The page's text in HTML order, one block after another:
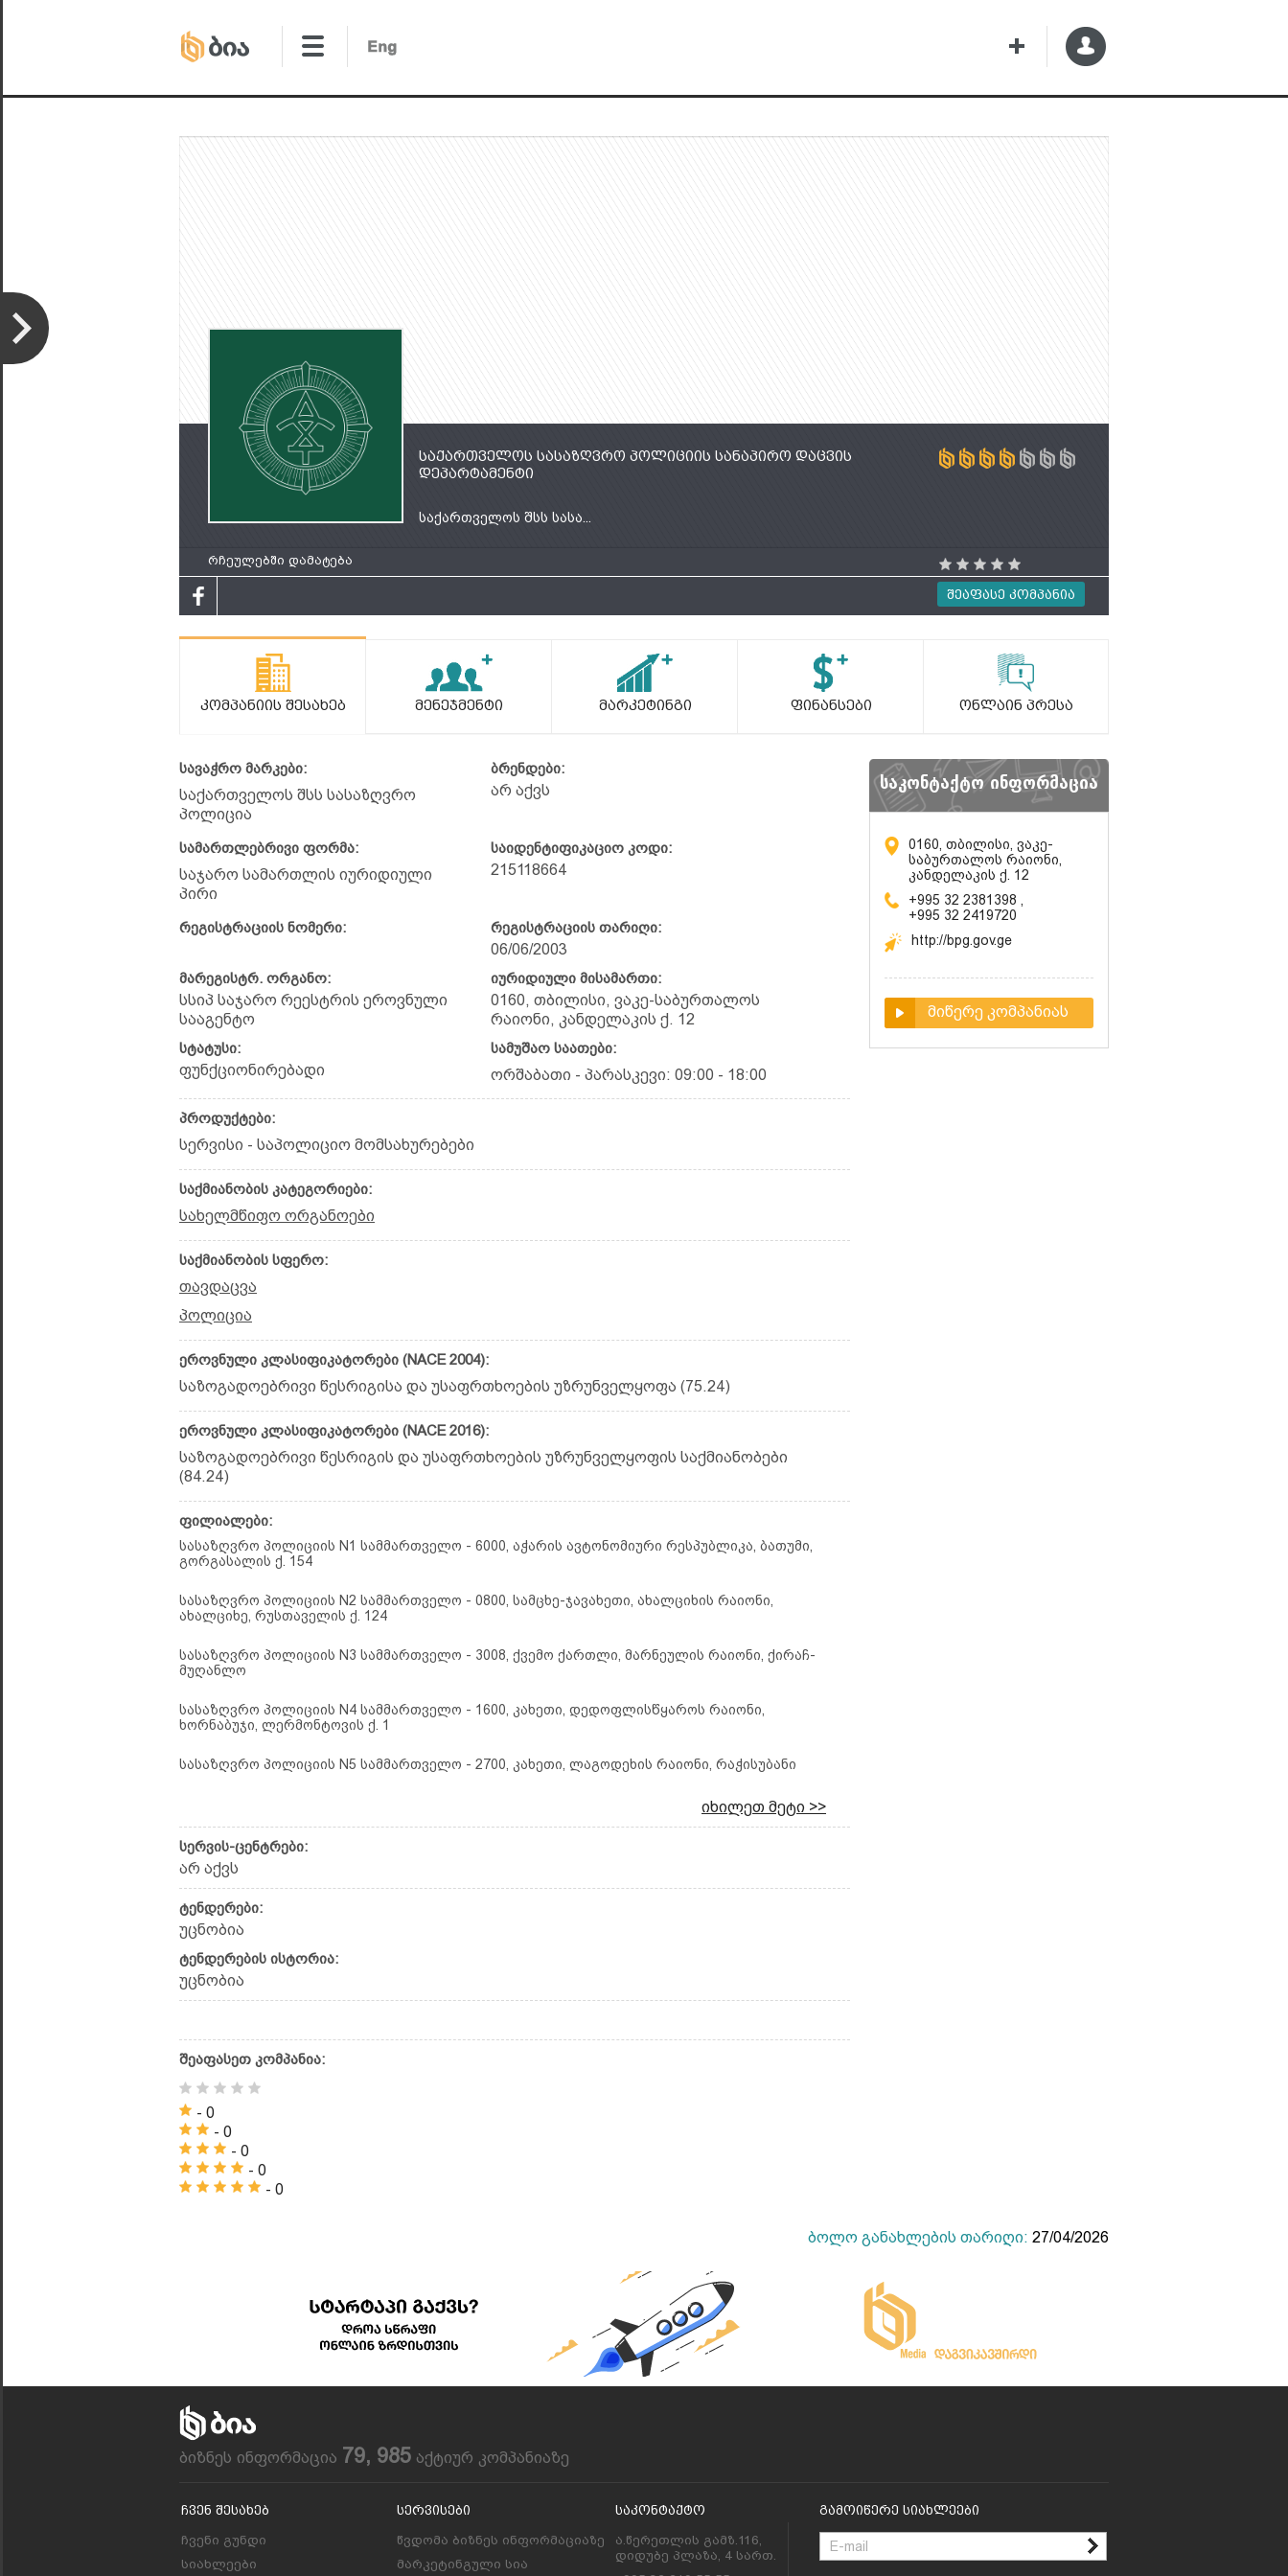
საქართველოს სასაზღვრო პოლიციის სანაპირო დაცვის
დეპარტამენტი
საქართველოს შსს სასა...
Შეაფასე Კომპანია
რჩეულებში დამატება
Კომპანიის Შესახებ Მენეჯმენტი Მარკეტინგი Ფინანსები Ონლაინ Პრესა
სავაჭრო მარკები:
საქართველოს შსს სასაზღვრო
პოლიცია
ბრენდები:
არ აქვს
სამართლებრივი ფორმა:
საჯარო სამართლის იურიდიული
პირი
საიდენტიფიკაციო კოდი:
215118664
რეგისტრაციის ნომერი: რეგისტრაციის თარიღი:
06/06/2003
მარეგისტრ. ორგანო:
სსიპ საჯარო რეესტრის ეროვნული
სააგენტო
იურიდიული მისამართი:
0160, თბილისი, ვაკე-საბურთალოს
რაიონი, კანდელაკის ქ. 12
სტატუსი:
ფუნქციონირებადი
სამუშაო საათები:
ორშაბათი - პარასკევი: 09:00 - 18:00
პროდუქტები:
სერვისი - საპოლიციო მომსახურებები
საქმიანობის კატეგორიები:
სახელმწიფო ორგანოები
საქმიანობის სფერო:
თავდაცვა
პოლიცია
ეროვნული კლასიფიკატორები (NACE 2004):
საზოგადოებრივი წესრიგისა და უსაფრთხოების უზრუნველყოფა (75.24)
ეროვნული კლასიფიკატორები (NACE 2016):
საზოგადოებრივი წესრიგის და უსაფრთხოების უზრუნველყოფის საქმიანობები
(84.24)
ფილიალები:
სასაზღვრო პოლიციის N1 სამმართველო - 6000, აჭარის ავტონომიური რესპუბლიკა, ბათუმი,
გორგასალის ქ. 154
სასაზღვრო პოლიციის N2 სამმართველო - 0800, სამცხე-ჯავახეთი, ახალციხის რაიონი,
ახალციხე, რუსთაველის ქ. 124
სასაზღვრო პოლიციის N3 სამმართველო - 3008, ქვემო ქართლი, მარნეულის რაიონი, ქირაჩ-
მუღანლო
სასაზღვრო პოლიციის N4 სამმართველო - 1600, კახეთი, დედოფლისწყაროს რაიონი,
ხორნაბუჯი, ლერმონტოვის ქ. 1
სასაზღვრო პოლიციის N5 სამმართველო - 2700, კახეთი, ლაგოდეხის რაიონი, რაჭისუბანი
იხილეთ მეტი >>
სერვის-ცენტრები:
არ აქვს
ტენდერები:
უცნობია
ტენდერების ისტორია:
უცნობია
შეაფასეთ კომპანია:
- 0
- 0
- 0
- 0
- 0
საკონტაქტო ინფორმაცია
0160, თბილისი, ვაკე-
საბურთალოს რაიონი,
კანდელაკის ქ. 12
+995 32 2381398
+995 32 2419720
http://bpg.gov.ge
მიწერე კომპანიას
ბოლო განახლების თარიღი: 27/04/2026
ბიზნეს ინფორმაცია 79, 985 აქტიურ კომპანიაზე
Ჩვენ Შესახებ
ჩვენი გუნდი
სიახლეები
Სერვისები
წვდომა ბიზნეს ინფორმაციაზე
მარკეტინგული სია
Საკონტაქტო
ა.წერეთლის გამზ.116,
დიდუბე პლაზა, 4 სართ.
Გამოიწერე Სიახლეები